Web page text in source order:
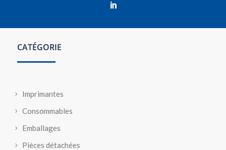

CATÉGORIE
Imprimantes
Consommables
Emballages
Pièces détachées